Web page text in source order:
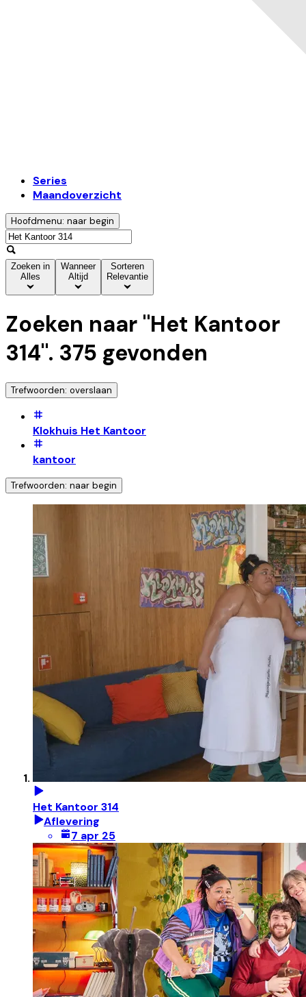
Series
Maandoverzicht
Hoofdmenu: naar begin
Zoeken in
Alles
Wanneer
Altijd
Sorteren
Relevantie
Zoeken naar "Het Kantoor
314". 375 gevonden
Trefwoorden: overslaan
Klokhuis Het Kantoor
kantoor
Trefwoorden: naar begin
Het Kantoor 314
Aflevering
7 apr 25